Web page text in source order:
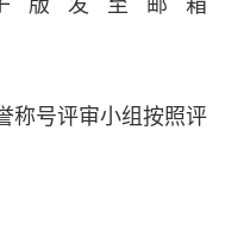
版发至邮箱
称号评审小组按照评